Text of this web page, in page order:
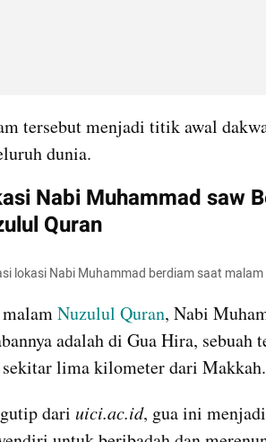
tersebut menjadi titik awal
dunia.
Nabi Muhammad saw
Quran
lokasi Nabi Muhammad berdiam saat
malam Nuzulul Quran, Nabi
adalah di Gua Hira,
lima kilometer dari Makkah.
dari uici.ac.id, gua ini